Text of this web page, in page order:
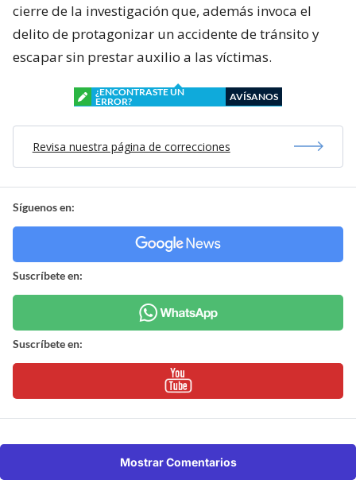
cierre de la investigación que, además invoca el
delito de protagonizar un accidente de tránsito y
escapar sin prestar auxilio a las víctimas.
¿ENCONTRASTE UN
ERROR?
AVÍSANOS
Revisa nuestra página de correcciones
Síguenos en:
Suscríbete en:
Suscríbete en:
Mostrar Comentarios